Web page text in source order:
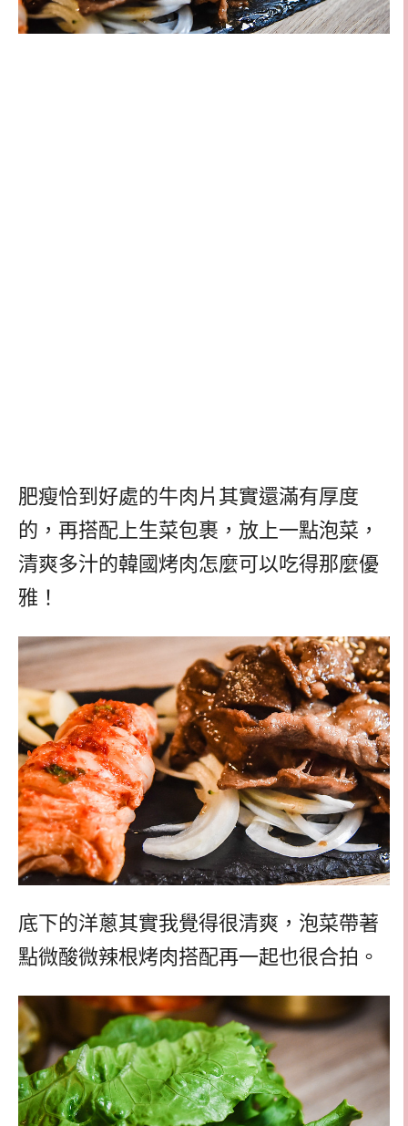
肥瘦恰到好處的牛肉片其實還滿有厚度
的，再搭配上生菜包裹，放上一點泡菜，
清爽多汁的韓國烤肉怎麼可以吃得那麼優
雅！
底下的洋蔥其實我覺得很清爽，泡菜帶著
點微酸微辣根烤肉搭配再一起也很合拍。